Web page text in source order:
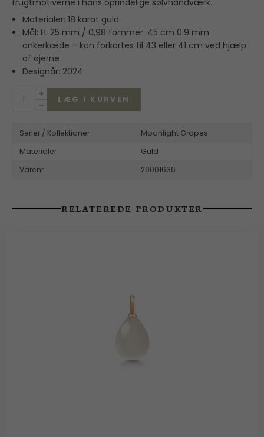
frugtmotiverne i hans oprindelige sølvhåndværk.
Materialer: 18 karat guld
Mål: H: 25 mm / 0,98 tommer. 45 cm 0.9 mm
ankerkæde – kan forkortes til 43 eller 41 cm ved hjælp
af øjerne
Designår: 2024
LÆG I KURVEN
Serier / Kollektioner
Moonlight Grapes
Materialer
Guld
Varenr.
20001636
RELATEREDE PRODUKTER